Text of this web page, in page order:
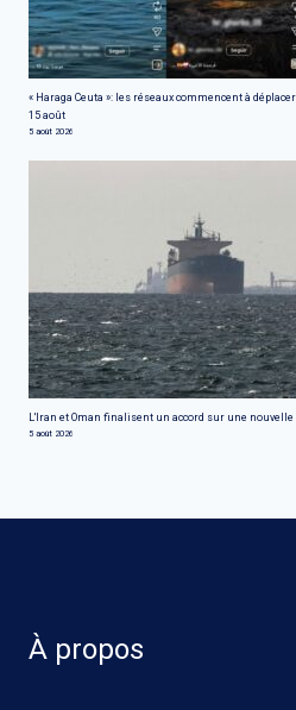
« Haraga Ceuta »: les réseaux commencent à
15 août
5 août 2026
L'Iran et Oman finalisent un accord sur une
5 août 2026
À propos